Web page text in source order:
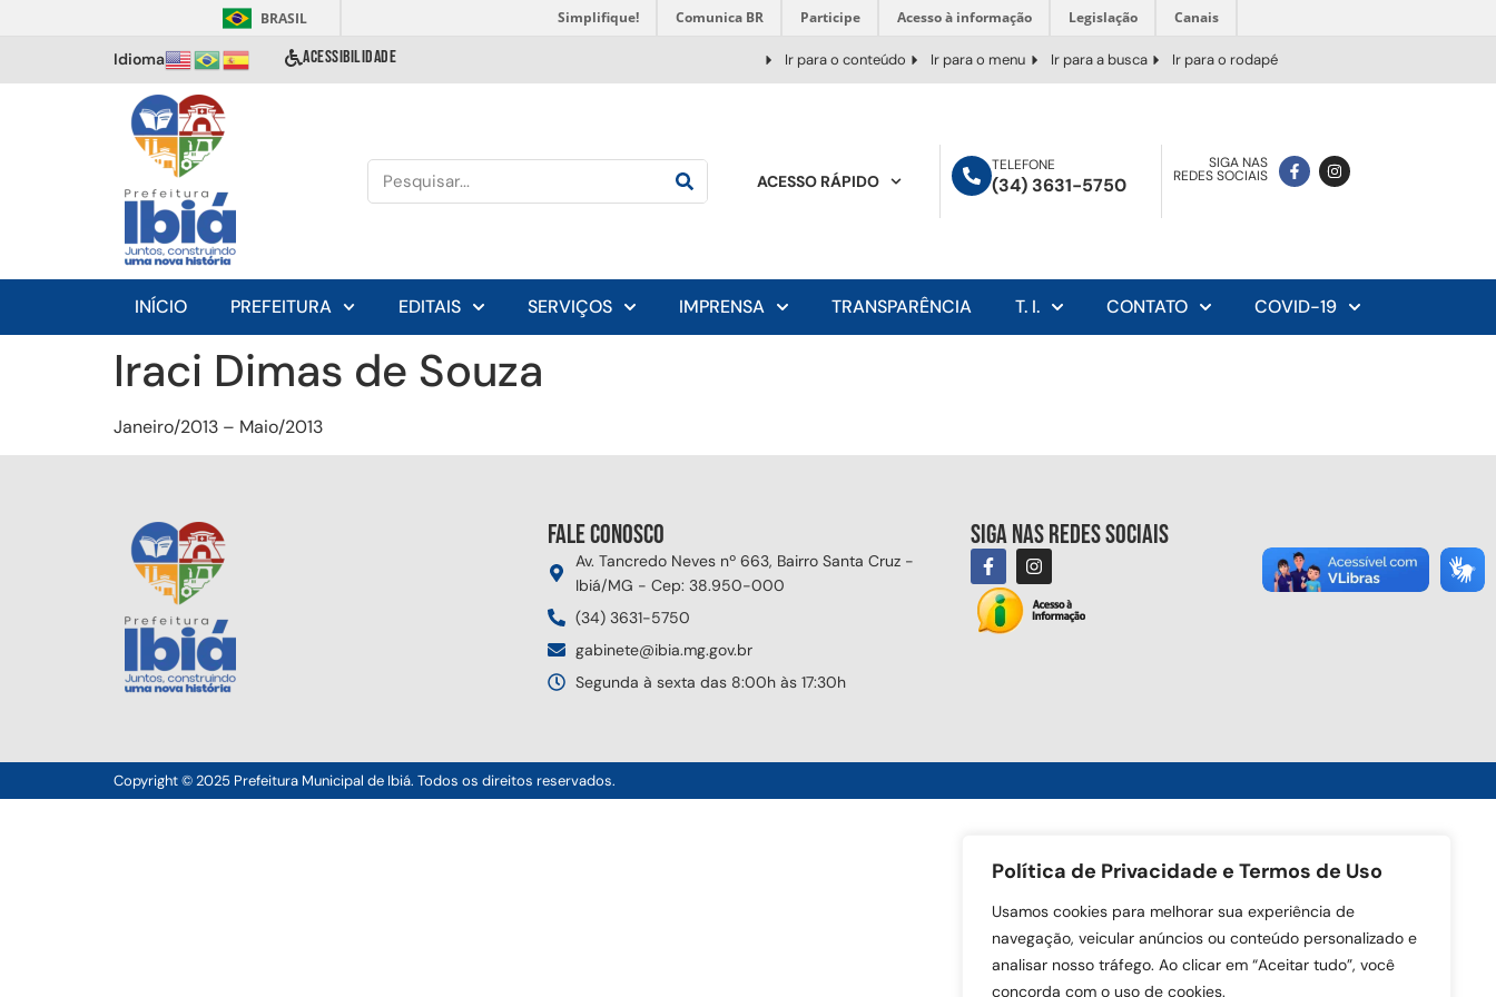
Política de Privacidade e Termos de Uso
Usamos cookies para melhorar sua experiência de
navegação, veicular anúncios ou conteúdo personalizado e
analisar nosso tráfego. Ao clicar em “Aceitar tudo”, você
concorda com o uso de cookies.
BRASIL Simplifique! Comunica BR Participe Acesso à informação Legislação Canais
Idioma ACESSIBILIDADE Ir para o conteúdo Ir para o menu Ir para a busca Ir para o rodapé
ACESSO RÁPIDO
TELEFONE
(34) 3631-5750
SIGA NAS
REDES SOCIAIS
INÍCIO PREFEITURA EDITAIS SERVIÇOS IMPRENSA TRANSPARÊNCIA T. I. CONTATO COVID-19
Iraci Dimas de Souza
Janeiro/2013 – Maio/2013
Fale conosco
Av. Tancredo Neves nº 663, Bairro Santa Cruz -
Ibiá/MG - Cep: 38.950-000
(34) 3631-5750
gabinete@ibia.mg.gov.br
Segunda à sexta das 8:00h às 17:30h
Siga nas redes sociais
Copyright © 2025 Prefeitura Municipal de Ibiá. Todos os direitos reservados.